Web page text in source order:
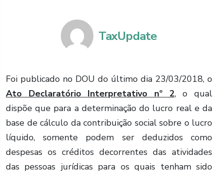
TaxUpdate
Foi publicado no DOU do último dia 23/03/2018, o
Ato Declaratório Interpretativo nº 2, o qual
dispõe que para a determinação do lucro real e da
base de cálculo da contribuição social sobre o lucro
líquido, somente podem ser deduzidos como
despesas os créditos decorrentes das atividades
das pessoas jurídicas para os quais tenham sido